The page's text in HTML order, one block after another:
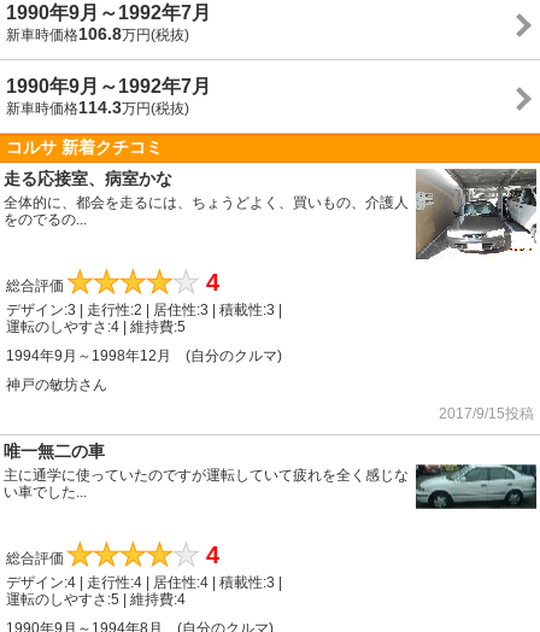
1990年9月～1992年7月
新車時価格106.8万円(税抜)
1990年9月～1992年7月
新車時価格114.3万円(税抜)
コルサ 新着クチコミ
走る応接室、病室かな
全体的に、都会を走るには、ちょうどよく、買いもの、介護人
をのでるの...
総合評価 ★★★★★ 4
デザイン:3 | 走行性:2 | 居住性:3 | 積載性:3 |
運転のしやすさ:4 | 維持費:5
1994年9月～1998年12月 (自分のクルマ)
神戸の敏坊さん
2017/9/15投稿
唯一無二の車
主に通学に使っていたのですが運転していて疲れを全く感じな
い車でした...
総合評価 ★★★★★ 4
デザイン:4 | 走行性:4 | 居住性:4 | 積載性:3 |
運転のしやすさ:5 | 維持費:4
1990年9月～1994年8月 (自分のクルマ)